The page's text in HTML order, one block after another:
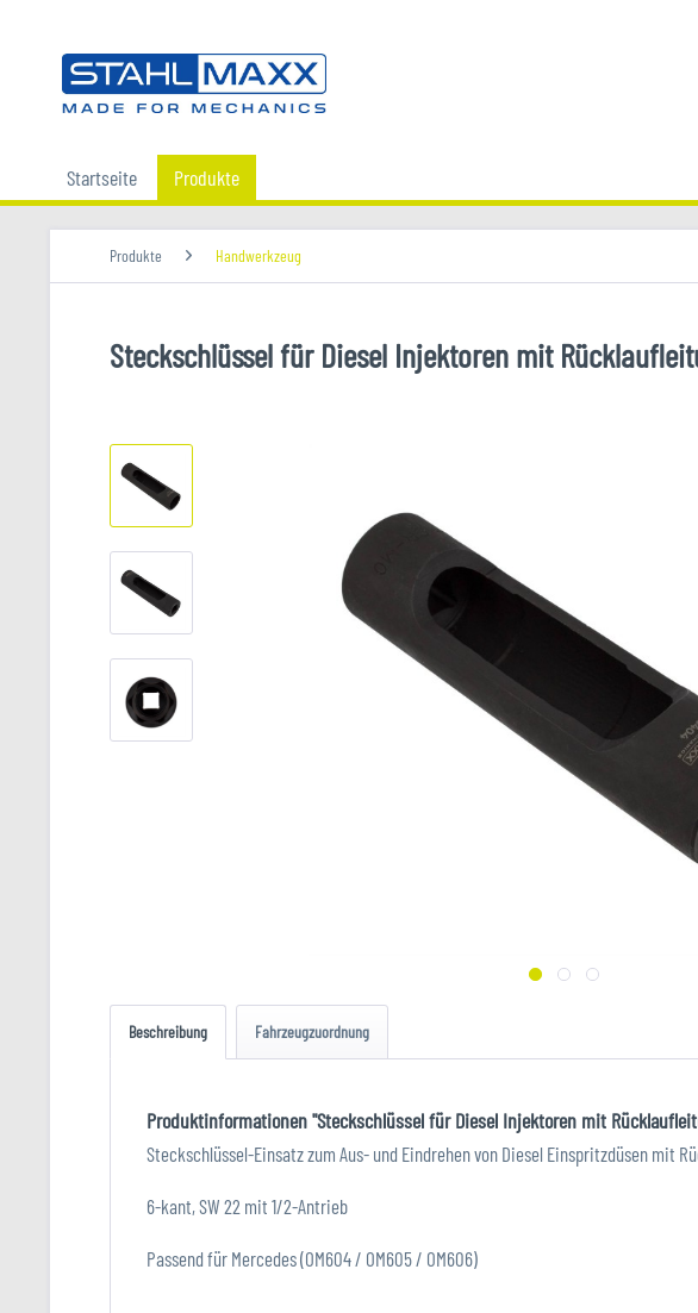
Startseite Produkte
Produkte Handwerkzeug
Steckschlüssel für Diesel Injektoren mit
Beschreibung Fahrzeugzuordnung
Produktinformationen "Steckschlüssel für Diesel Injektoren mit
Steckschlüssel-Einsatz zum Aus- und Eindrehen von Diesel Einspritzdüsen mit
6-kant, SW 22 mit 1/2-Antrieb
Passend für Mercedes (OM604 / OM605 / OM606)